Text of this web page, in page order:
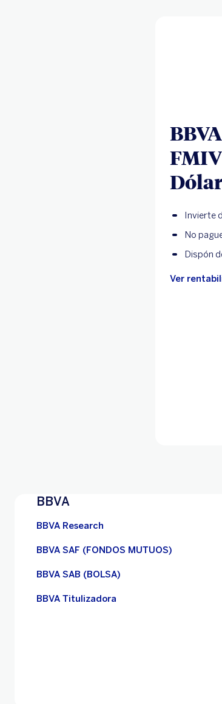
Invierte
No
Dispón
Ver
BBVA
BBVA Research
BBVA SAF (FONDOS MUTUOS)
BBVA SAB (BOLSA)
BBVA Titulizadora